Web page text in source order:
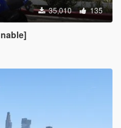
35,010 135